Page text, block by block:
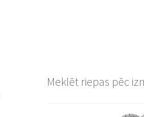
Meklēt riepas pēc